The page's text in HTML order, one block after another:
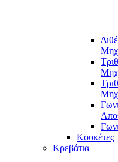
Κουκέτες
Κρεβάτια